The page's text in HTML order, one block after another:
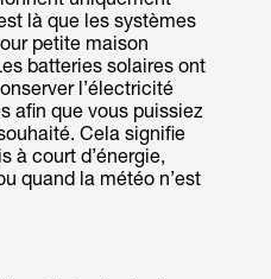
là que les systèmes
petite maison
batteries solaires ont
l’électricité
afin que vous puissiez
Cela signifie
à court d’énergie,
quand la météo n’est